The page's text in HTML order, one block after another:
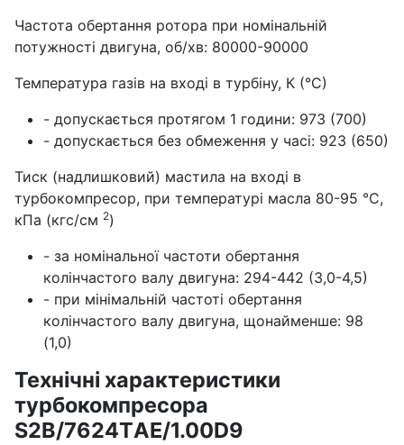
Частота обертання ротора при номінальній
потужності двигуна, об/хв: 80000-90000
Температура газів на вході в турбіну, К (°С)
- допускається протягом 1 години: 973 (700)
- допускається без обмеження у часі: 923 (650)
Тиск (надлишковий) мастила на вході в
турбокомпресор, при температурі масла 80-95 °С,
кПа (кгс/см 2)
- за номінальної частоти обертання
колінчастого валу двигуна: 294-442 (3,0-4,5)
- при мінімальній частоті обертання
колінчастого валу двигуна, щонайменше: 98
(1,0)
Технічні характеристики
турбокомпресора
S2B/7624TАЕ/1.00D9